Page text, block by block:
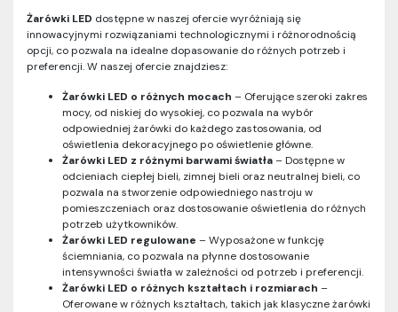
Żarówki LED dostępne w naszej ofercie wyróżniają się
innowacyjnymi rozwiązaniami technologicznymi i różnorodnością
opcji, co pozwala na idealne dopasowanie do różnych potrzeb i
preferencji. W naszej ofercie znajdziesz:
Żarówki LED o różnych mocach – Oferujące szeroki zakres
mocy, od niskiej do wysokiej, co pozwala na wybór
odpowiedniej żarówki do każdego zastosowania, od
oświetlenia dekoracyjnego po oświetlenie główne.
Żarówki LED z różnymi barwami światła– Dostępne w
odcieniach ciepłej bieli, zimnej bieli oraz neutralnej bieli, co
pozwala na stworzenie odpowiedniego nastroju w
pomieszczeniach oraz dostosowanie oświetlenia do różnych
potrzeb użytkowników.
Żarówki LED regulowane – Wyposażone w funkcję
ściemniania, co pozwala na płynne dostosowanie
intensywności światła w zależności od potrzeb i preferencji.
Żarówki LED o różnych kształtach i rozmiarach –
Oferowane w różnych kształtach, takich jak klasyczne żarówki